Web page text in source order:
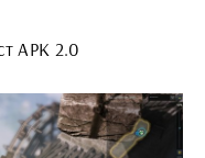
АРК 2.0